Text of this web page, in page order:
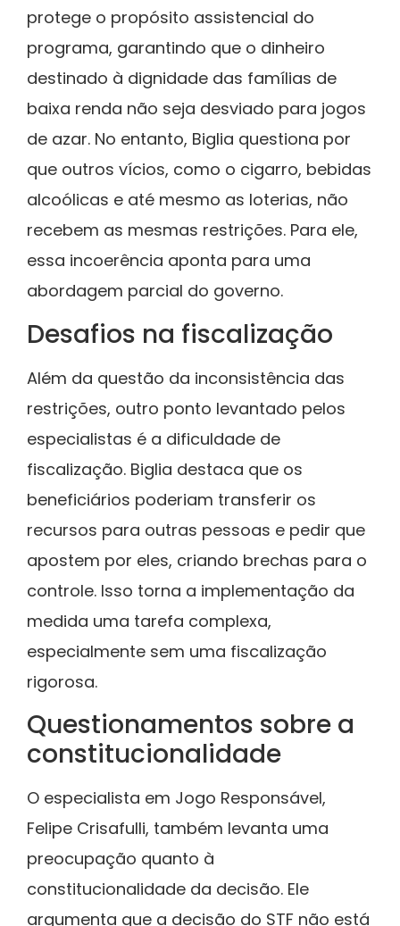
protege o propósito assistencial do
programa, garantindo que o dinheiro
destinado à dignidade das famílias de
baixa renda não seja desviado para jogos
de azar. No entanto, Biglia questiona por
que outros vícios, como o cigarro, bebidas
alcoólicas e até mesmo as loterias, não
recebem as mesmas restrições. Para ele,
essa incoerência aponta para uma
abordagem parcial do governo.
Desafios na fiscalização
Além da questão da inconsistência das
restrições, outro ponto levantado pelos
especialistas é a dificuldade de
fiscalização. Biglia destaca que os
beneficiários poderiam transferir os
recursos para outras pessoas e pedir que
apostem por eles, criando brechas para o
controle. Isso torna a implementação da
medida uma tarefa complexa,
especialmente sem uma fiscalização
rigorosa.
Questionamentos sobre a
constitucionalidade
O especialista em Jogo Responsável,
Felipe Crisafulli, também levanta uma
preocupação quanto à
constitucionalidade da decisão. Ele
argumenta que a decisão do STF não está